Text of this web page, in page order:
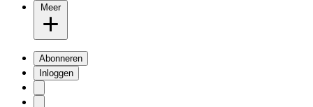
Meer
Abonneren
Inloggen